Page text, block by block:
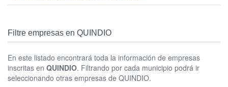
Filtre empresas en QUINDIO
En este listado encontrará toda la información de empresas
inscritas en QUINDIO. Filtrando por cada municipio podrá ir
seleccionando otras empresas de QUINDIO.